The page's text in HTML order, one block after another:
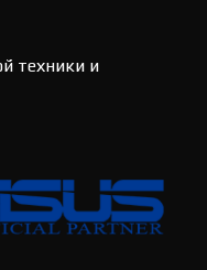
техники и